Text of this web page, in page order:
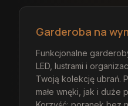
Garderoba na
Funkcjonalne
LED, lustrami i
Twoją kolekcję ubrań.
małe wnęki, jak i duże